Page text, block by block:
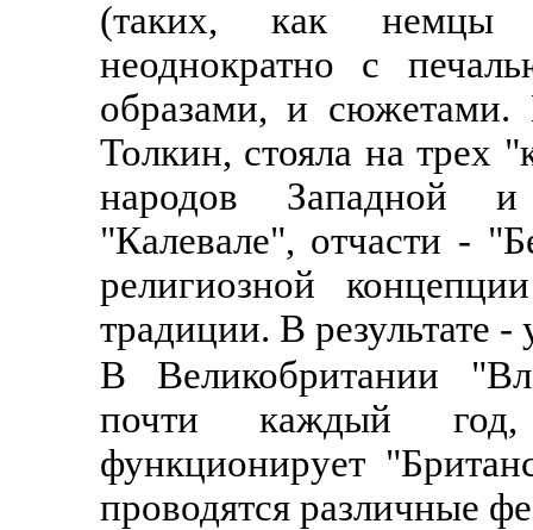
(таких, как немцы
неоднократно с
образами, и сюжетами.
Толкин, стояла на трех
народов Западной
"Калевале", отчасти -
религиозной
традиции. В результате -
В Великобритании
почти каждый
функционирует
проводятся различные